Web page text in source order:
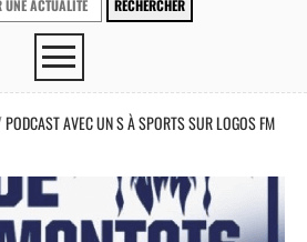
PODCAST AVEC UN S À SPORTS SUR LOGOS FM